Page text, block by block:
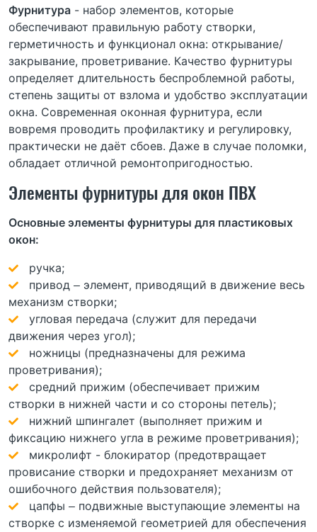
Фурнитура - набор элементов, которые
обеспечивают правильную работу створки,
герметичность и функционал окна: открывание/
закрывание, проветривание. Качество фурнитуры
определяет длительность беспроблемной работы,
степень защиты от взлома и удобство эксплуатации
окна. Современная оконная фурнитура, если
вовремя проводить профилактику и регулировку,
практически не даёт сбоев. Даже в случае поломки,
обладает отличной ремонтопригодностью.
Элементы фурнитуры для окон ПВХ
Основные элементы фурнитуры для пластиковых
окон:
ручка;
привод – элемент, приводящий в движение весь
механизм створки;
угловая передача (служит для передачи
движения через угол);
ножницы (предназначены для режима
проветривания);
средний прижим (обеспечивает прижим
створки в нижней части и со стороны петель);
нижний шпингалет (выполняет прижим и
фиксацию нижнего угла в режиме проветривания);
микролифт - блокиратор (предотвращает
провисание створки и предохраняет механизм от
ошибочного действия пользователя);
цапфы – подвижные выступающие элементы на
створке с изменяемой геометрией для обеспечения